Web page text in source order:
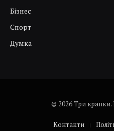
Бізнес
Спорт
Думка
© 2026 Три крапки.
Контакти